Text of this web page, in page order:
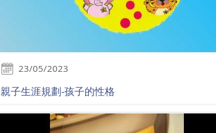
23/05/2023
親子生涯規劃-孩子的性格